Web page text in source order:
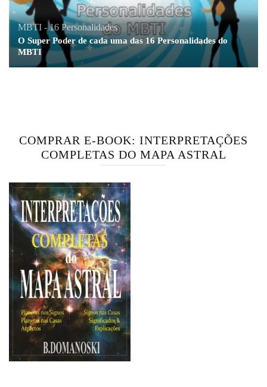
MBTI - 16 Personalidades
O Super Poder de cada uma das 16 Personalidades do
MBTI
COMPRAR E-BOOK: INTERPRETAÇÕES
COMPLETAS DO MAPA ASTRAL